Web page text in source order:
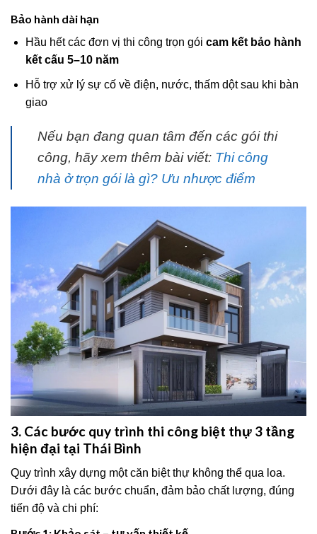
Bảo hành dài hạn
Hầu hết các đơn vị thi công trọn gói cam kết bảo hành
kết cấu 5–10 năm
Hỗ trợ xử lý sự cố về điện, nước, thấm dột sau khi bàn
giao
Nếu bạn đang quan tâm đến các gói thi
công, hãy xem thêm bài viết: Thi công
nhà ở trọn gói là gì? Ưu nhược điểm
3. Các bước quy trình thi công biệt thự 3 tầng
hiện đại tại Thái Bình
Quy trình xây dựng một căn biệt thự không thể qua loa.
Dưới đây là các bước chuẩn, đảm bảo chất lượng, đúng
tiến độ và chi phí: